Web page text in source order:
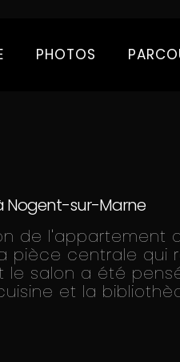
PHOTOS
Nogent-sur-Marne
de l'appartement
pièce centrale qui
le salon a été
et la